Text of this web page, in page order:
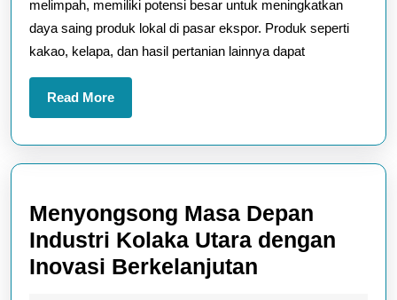
Kolaka
Utara
di
melimpah, memiliki potensi besar untuk meningkatkan
daya saing produk lokal di pasar ekspor. Produk seperti
kakao, kelapa, dan hasil pertanian lainnya dapat
Read MoreRead
More
Menyongsong Masa Depan
Industri Kolaka Utara dengan
Inovasi Berkelanjutan